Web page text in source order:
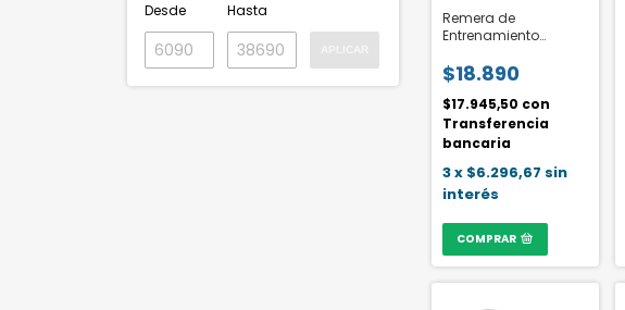
Desde
Hasta
Remera de
Entrenamiento
niño
$18.890
$17.945,50 con
Transferencia
bancaria
3x $6.296,67 sin
interés
COMPRAR